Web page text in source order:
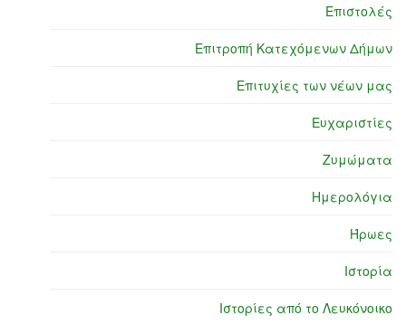
Επιστολές
Επιτροπή Κατεχόμενων Δήμων
Επιτυχίες των νέων μας
Ευχαριστίες
Ζυμώματα
Ημερολόγια
Ήρωες
Ιστορία
Ιστορίες από το Λευκόνοικο